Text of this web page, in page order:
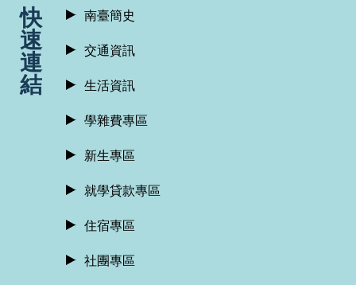
快
速
連
結
南臺簡史
交通資訊
生活資訊
學雜費專區
新生專區
就學貸款專區
住宿專區
社團專區